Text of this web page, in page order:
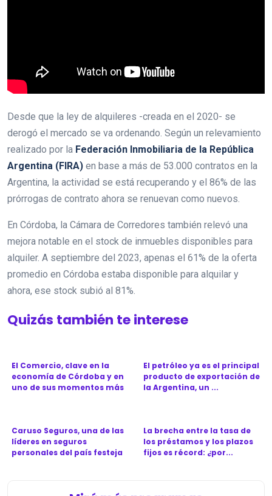
Desde que la ley de alquileres -creada en el 2020- se
derogó el mercado se va ordenando. Según un relevamiento
realizado por la Federación Inmobiliaria de la República
Argentina (FIRA) en base a más de 53.000 contratos en la
Argentina, la actividad se está recuperando y el 86% de las
prórrogas de contrato ahora se renuevan como nuevos.
En Córdoba, la Cámara de Corredores también relevó una
mejora notable en el stock de inmuebles disponibles para
alquiler. A septiembre del 2023, apenas el 61% de la oferta
promedio en Córdoba estaba disponible para alquilar y
ahora, ese stock subió al 81%.
Quizás también te interese
El Comercio, clave en la
economía de Córdoba y en
uno de sus momentos más
El petróleo ya es el principal
producto de exportación de
la Argentina, un ...
Caruso Seguros, una de las
líderes en seguros
personales del país festeja
La brecha entre la tasa de
los préstamos y los plazos
fijos es récord: ¿por...